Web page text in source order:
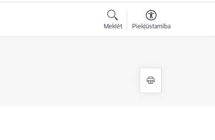
Meklēt Piekļūstamība